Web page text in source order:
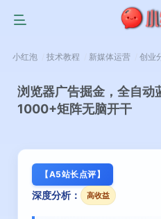
小红泡 技术教程 新媒体运营 创业
浏览器广告掘金，全自动
1000+矩阵无脑开干
【A5站长点评】
深度分析： 高收益